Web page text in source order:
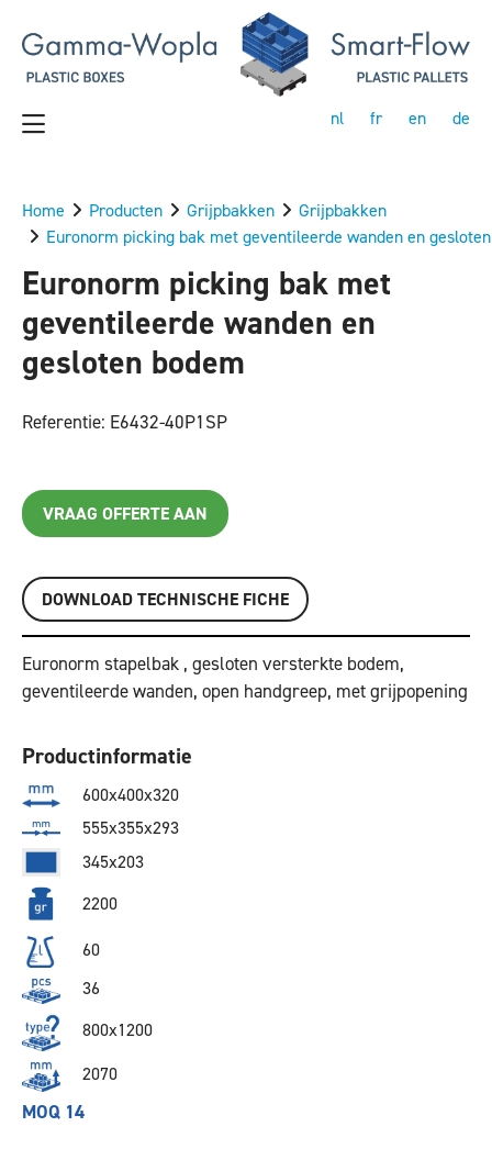
nl fr en de
Home Producten Grijpbakken
Grijpbakken
Euronorm picking bak met geventileerde wanden en
Euronorm picking bak met
geventileerde wanden en
gesloten bodem
Referentie: E6432-40P1SP
VRAAG OFFERTE AAN
DOWNLOAD TECHNISCHE FICHE
Euronorm stapelbak , gesloten versterkte bodem,
geventileerde wanden, open handgreep, met grijpopening
Productinformatie
600x400x320
555x355x293
345x203
2200
60
36
800x1200
2070
MOQ 14